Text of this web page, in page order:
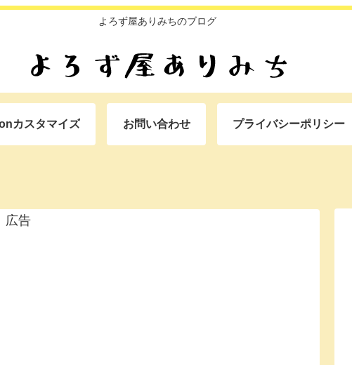
よろず屋ありみちのブログ
カスタマイズ お問い合わせ プライバシーポリシー
広告